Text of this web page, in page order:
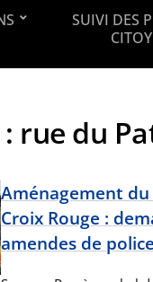
SUIVI DES
rue du
Aménagement
Croix Rouge :
amendes de police